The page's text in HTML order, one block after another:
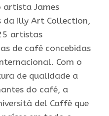
artista James
da illy Art Collection,
artistas
de café concebidas
Com o
de qualidade a
do café, a
del Caffè que